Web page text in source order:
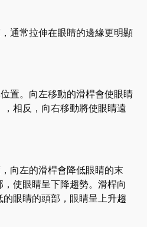
通常拉伸在眼睛的邊緣更明顯
置。向左移動的滑桿會使眼睛
相反，向右移動將使眼睛遠
向左的滑桿會降低眼睛的末
使眼睛呈下降趨勢。滑桿向
的眼睛的頭部，眼睛呈上升趨